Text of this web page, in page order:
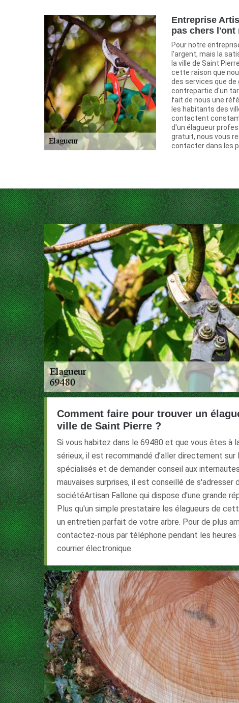
Entreprise
pas chers l'ont
Pour notre
l'argent, mais la
la ville de Saint
cette raison que
des services que de
contrepartie d'un
fait de nous une
les habitants des
contactent
d'un élagueur
gratuit, nous vous
contacter dans les
Comment faire pour trouver un
ville de Saint Pierre ?
Si vous habitez dans le 69480 et que vous êtes à
sérieux, il est recommandé d’aller directement
spécialisés et de demander conseil aux
mauvaises surprises, il est conseillé de s'adresser
sociétéArtisan Fallone qui dispose d'une grande
Plus qu'un simple prestataire les élagueurs de
un entretien parfait de votre arbre. Pour de plus
contactez-nous par téléphone pendant les heures
courrier électronique.